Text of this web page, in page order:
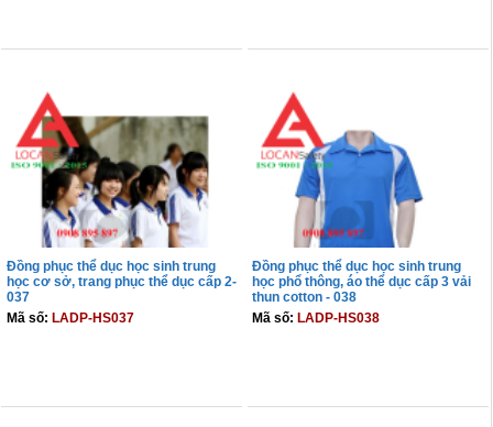
Đồng phục thể dục học sinh trung
học cơ sở, trang phục thể dục cấp 2-
037
Mã số: LADP-HS037
Đồng phục thể dục học sinh trung
học phổ thông, áo thể dục cấp 3 vải
thun cotton - 038
Mã số: LADP-HS038